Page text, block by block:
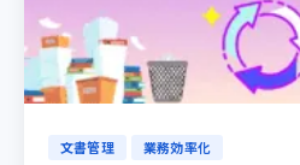
文書管理 業務効率化